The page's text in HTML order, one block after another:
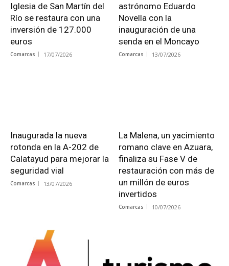
Iglesia de San Martín del
Río se restaura con una
inversión de 127.000
euros
Comarcas 17/07/2026
astrónomo Eduardo
Novella con la
inauguración de una
senda en el Moncayo
Comarcas 13/07/2026
Inaugurada la nueva
rotonda en la A-202 de
Calatayud para mejorar la
seguridad vial
Comarcas 13/07/2026
La Malena, un yacimiento
romano clave en Azuara,
finaliza su Fase V de
restauración con más de
un millón de euros
invertidos
Comarcas 10/07/2026